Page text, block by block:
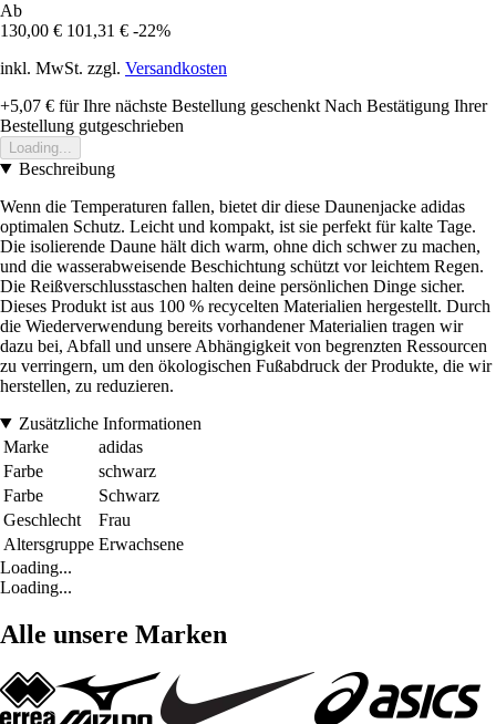
Ab
130,00 € 101,31 € -22%
inkl. MwSt. zzgl. Versandkosten
+5,07 € für Ihre nächste Bestellung geschenkt Nach Bestätigung Ihrer
Bestellung gutgeschrieben
Loading...
Beschreibung
Wenn die Temperaturen fallen, bietet dir diese Daunenjacke adidas
optimalen Schutz. Leicht und kompakt, ist sie perfekt für kalte Tage.
Die isolierende Daune hält dich warm, ohne dich schwer zu machen,
und die wasserabweisende Beschichtung schützt vor leichtem Regen.
Die Reißverschlusstaschen halten deine persönlichen Dinge sicher.
Dieses Produkt ist aus 100 % recycelten Materialien hergestellt. Durch
die Wiederverwendung bereits vorhandener Materialien tragen wir
dazu bei, Abfall und unsere Abhängigkeit von begrenzten Ressourcen
zu verringern, um den ökologischen Fußabdruck der Produkte, die wir
herstellen, zu reduzieren.
Zusätzliche Informationen
Marke
adidas
Farbe
schwarz
Farbe
Schwarz
Geschlecht
Frau
Altersgruppe Erwachsene
Loading...
Loading...
Alle unsere Marken